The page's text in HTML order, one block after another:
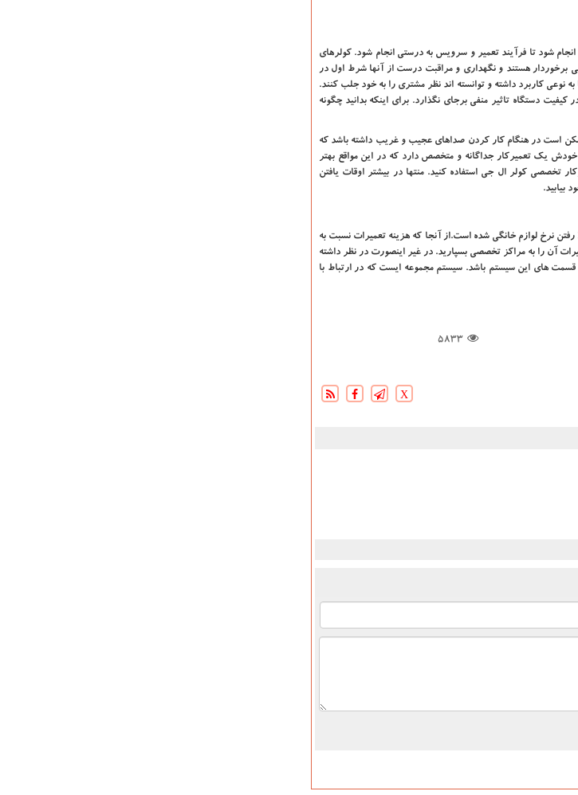
شود تا فرآیند تعمیر و سرویس به درستی انجام شود. کولرهای
برخوردار هستند و نگهداری و مراقبت درست از آنها شرط اول در
نوعی کاربرد داشته و توانسته اند نظر مشتری را به خود جلب کنند.
دستگاه تاثیر منفی برجای نگذارد. برای اینکه بدانید چگونه
است در هنگام کار کردن صداهای عجیب و غریب داشته باشد که
یک تعمیرکار جداگانه و متخصص دارد که در این مواقع بهتر
تخصصی کولر ال جی استفاده کنید. منتها در بیشتر اوقات یافتن
بیابید.
نرخ لوازم خانگی شده است.از آنجا که هزینه تعمیرات نسبت به
آن را به مراکز تخصصی بسپارید. در غیر اینصورت در نظر داشته
قسمت های این سیستم باشد. سیستم مجموعه ایست که در ارتباط با
5833
X